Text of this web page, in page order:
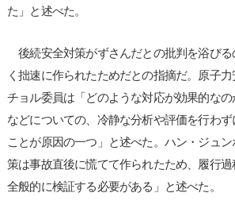
た」と述べた。
後続安全対策がずさんだとの批判を浴びる
く拙速に作られたためだとの指摘だ。原子
チョル委員は「どのような対応が効果的な
などについての、冷静な分析や評価を行わ
ことが原因の一つ」と述べた。ハン・ジュ
策は事故直後に慌てて作られたため、履行過
全般的に検証する必要がある」と述べた。